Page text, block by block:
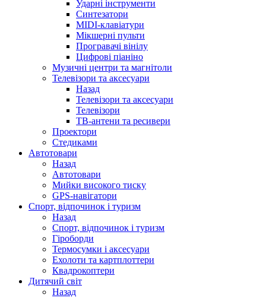
Ударні інструменти
Синтезатори
MIDI-клавіатури
Мікшерні пульти
Програвачі вінілу
Цифрові піаніно
Музичні центри та магнітоли
Телевізори та аксесуари
Назад
Телевізори та аксесуари
Телевізори
ТВ-антени та ресивери
Проектори
Стедиками
Автотовари
Назад
Автотовари
Мийки високого тиску
GPS-навігатори
Спорт, відпочинок і туризм
Назад
Спорт, відпочинок і туризм
Гіроборди
Термосумки і аксесуари
Ехолоти та картплоттери
Квадрокоптери
Дитячий світ
Назад